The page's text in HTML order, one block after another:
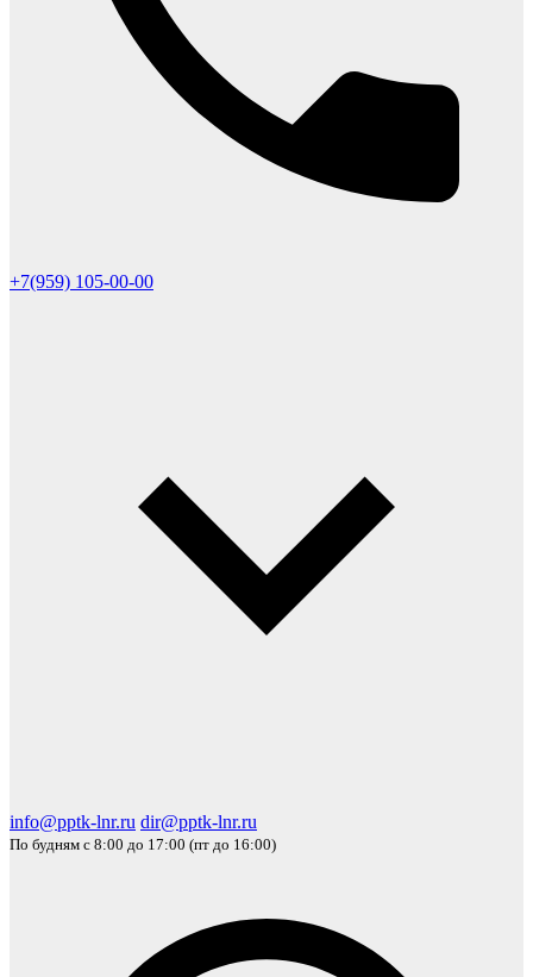
+7(959) 105-00-00
info@pptk-lnr.ru dir@pptk-lnr.ru
По будням с 8:00 до 17:00 (пт до 16:00)